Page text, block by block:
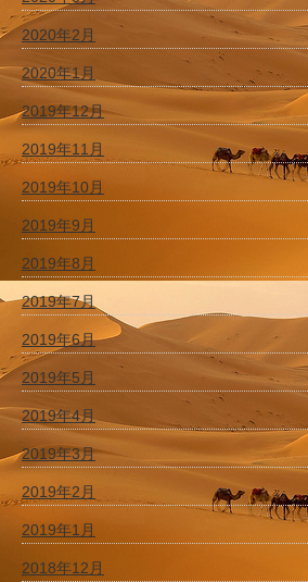
2020年2月
2020年1月
2019年12月
2019年11月
2019年10月
2019年9月
2019年8月
2019年7月
2019年6月
2019年5月
2019年4月
2019年3月
2019年2月
2019年1月
2018年12月